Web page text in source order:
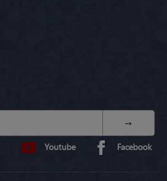
Youtube Facebook